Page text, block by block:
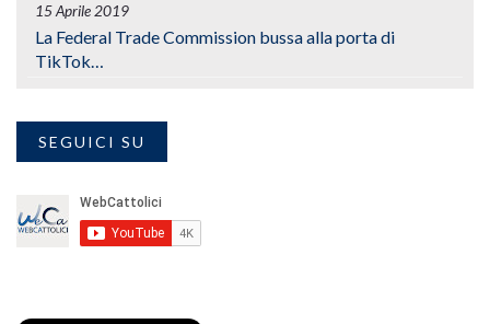
15 Aprile 2019
La Federal Trade Commission bussa alla porta di
TikTok…
SEGUICI SU